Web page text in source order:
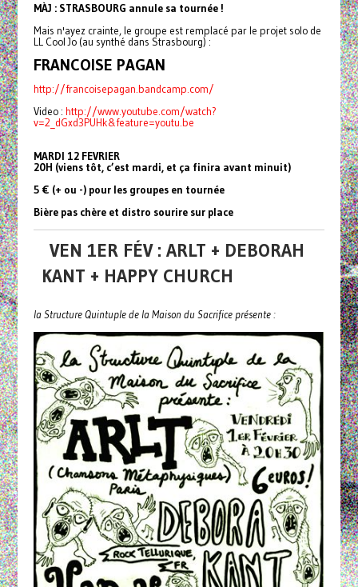
MÀJ : STRASBOURG annule sa tournée !
Mais n'ayez crainte, le groupe est remplacé par le projet solo de
LL Cool Jo (au synthé dans Strasbourg) :
FRANCOISE PAGAN
http://francoisepagan.bandcamp.com/
Video : http://www.youtube.com/watch?
v=2_dGxd3PUHk&feature=youtu.be
MARDI 12 FEVRIER
20H (viens tôt, c’est mardi, et ça finira avant minuit)
5 € (+ ou -) pour les groupes en tournée
Bière pas chère et distro sourire sur place
VEN 1ER FÉV : ARLT + DEBORAH
KANT + HAPPY CHURCH
la Structure Quintuple de la Maison du Sacrifice présente :